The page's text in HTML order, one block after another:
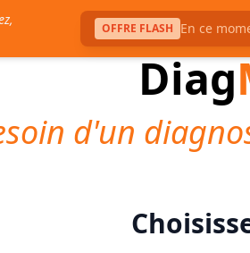
OFFRE FLASH En ce
Diag
d'un